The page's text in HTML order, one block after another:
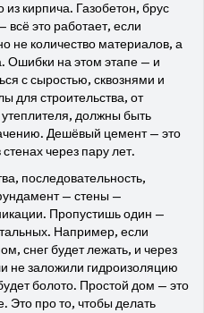
кирпича. Газобетон, брус
всё это работает, если
не количество материалов, а
Ошибки на этом этапе — и
с сыростью, сквознями и
для строительства, от
, должны быть
Дешёвый цемент — это
через пару лет.
, последовательность,
— стены —
Пропустишь один —
Например, если
снег будет лежать, и через
не заложили гидроизоляцию
болото. Простой дом — это
Это про то, чтобы делать